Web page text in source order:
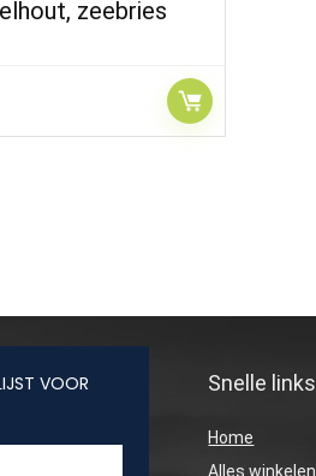
zeebries
VOOR
Snelle links
Home
Alles winkelen